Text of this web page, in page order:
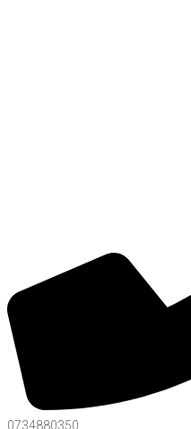
0734880350